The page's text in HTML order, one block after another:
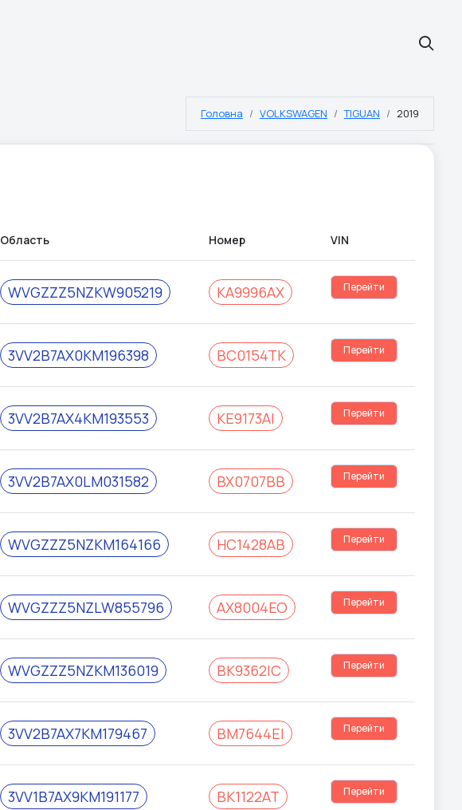
Головна VOLKSWAGEN TIGUAN 2019
Область Номер VIN
WVGZZZ5NZKW905219 KA9996AX Перейти
3VV2B7AX0KM196398 BC0154TK Перейти
3VV2B7AX4KM193553 KE9173AI Перейти
3VV2B7AX0LM031582 BX0707BB Перейти
WVGZZZ5NZKM164166 HC1428AB Перейти
WVGZZZ5NZLW855796 AX8004EO Перейти
WVGZZZ5NZKM136019 BK9362IC Перейти
3VV2B7AX7KM179467 BM7644EI Перейти
3VV1B7AX9KM191177 BK1122AT Перейти